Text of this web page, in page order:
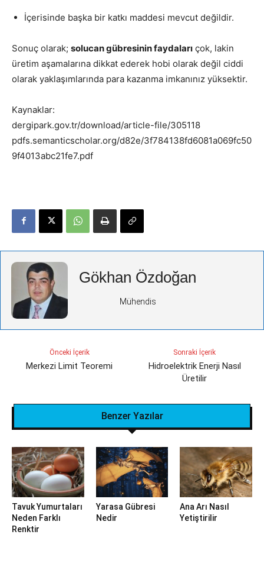
İçerisinde başka bir katkı maddesi mevcut değildir.
Sonuç olarak; solucan gübresinin faydaları çok, lakin
üretim aşamalarına dikkat ederek hobi olarak değil ciddi
olarak yaklaşımlarında para kazanma imkanınız yüksektir.
Kaynaklar:
dergipark.gov.tr/download/article-file/305118
pdfs.semanticscholar.org/d82e/3f784138fd6081a069fc50
9f4013abc21fe7.pdf
Gökhan Özdoğan
Mühendis
Önceki İçerik
Merkezi Limit Teoremi
Sonraki İçerik
Hidroelektrik Enerji Nasıl
Üretilir
Benzer Yazılar
Tavuk Yumurtaları
Neden Farklı
Renktir
Yarasa Gübresi
Nedir
Ana Arı Nasıl
Yetiştirilir